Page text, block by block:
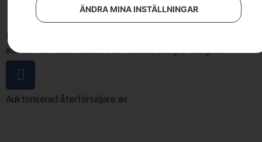
ÄNDRA MINA INSTÄLLNINGAR
Butik och verkstad i Härnösand. Vi har ett brett sortiment av
allt du kan tänkas behöva till din båt, skog & trädgård.
Auktoriserad återförsäljare av